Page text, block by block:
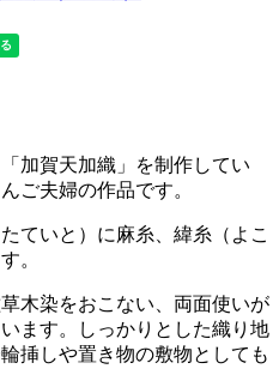
加賀天加織」を制作してい
ご夫婦の作品です。
ていと）に麻糸、緯糸（よこ
。
木染をおこない、両面使いが
ます。しっかりとした織り地
挿しや置き物の敷物としても